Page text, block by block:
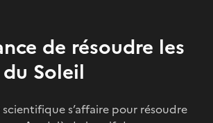
de résoudre les
Soleil
s’affaire pour résoudre